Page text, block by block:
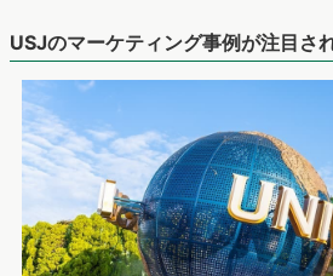
USJのマーケティング事例が注目さ